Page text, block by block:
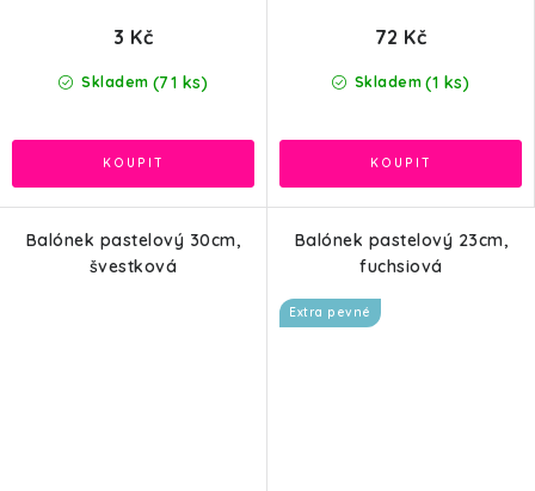
Skladem (71 ks)
3 Kč
Skladem (1 ks)
72 Kč
Balónek pastelový 30cm,
švestková
Balónek pastelový 23cm,
fuchsiová
Extra pevné